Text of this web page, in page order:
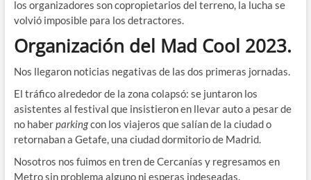
los organizadores son copropietarios del terreno, la lucha se
volvió imposible para los detractores.
Organización del Mad Cool 2023.
Nos llegaron noticias negativas de las dos primeras jornadas.
El tráfico alrededor de la zona colapsó: se juntaron los
asistentes al festival que insistieron en llevar auto a pesar de
no haberparkingcon los viajeros que salían de la ciudad o
retornaban a Getafe, una ciudad dormitorio de Madrid.
Nosotros nos fuimos en tren de Cercanías y regresamos en
Metro sin problema alguno ni esperas indeseadas.